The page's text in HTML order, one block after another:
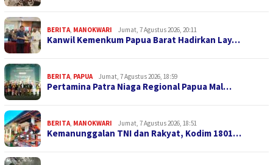
BERITA, MANOKWARI Jumat, 7 Agustus 2026, 20:11
Kanwil Kemenkum Papua Barat Hadirkan Lay…
BERITA, PAPUA Jumat, 7 Agustus 2026, 18:59
Pertamina Patra Niaga Regional Papua Mal…
BERITA, MANOKWARI Jumat, 7 Agustus 2026, 18:51
Kemanunggalan TNI dan Rakyat, Kodim 1801…